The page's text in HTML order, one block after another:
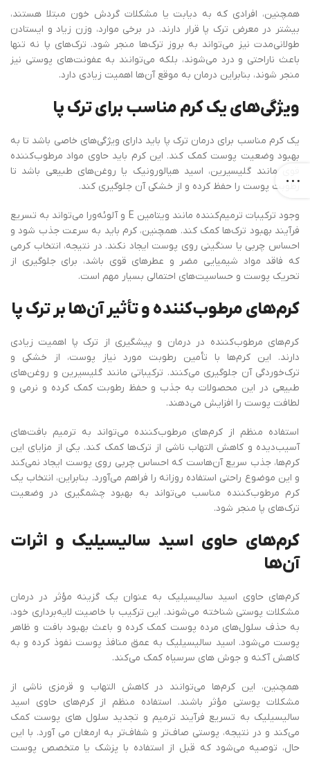
همچنین، افرادی که به دیابت یا مشکلات گردش خون مبتلا هستند،
بیشتر در معرض ترک پا قرار دارند. در برخی موارد، وزن زیاد و ایستادن
طولانی‌مدت نیز می‌تواند به بروز ترک‌ها منجر شود. ترک‌های پا نه تنها
باعث ناراحتی و درد می‌شوند، بلکه می‌توانند به عفونت‌های پوستی نیز
منجر شوند، بنابراین درمان به موقع آن‌ها اهمیت زیادی دارد.
ویژگی‌های یک کرم مناسب برای ترک پا
یک کرم مناسب برای درمان ترک پا باید دارای ویژگی‌های خاصی باشد تا به
بهبود وضعیت پوست کمک کند. این کرم باید حاوی مواد مرطوب‌کننده
قوی مانند گلیسیرین، اسید هیالورونیک یا روغن‌های طبیعی باشد تا
رطوبت پوست را حفظ کرده و از خشکی آن جلوگیری کند.
وجود ترکیبات ترمیم‌کننده مانند ویتامین E و آلوئه‌ورا می‌تواند به تسریع
فرآیند بهبود ترک‌ها کمک کند. همچنین، کرم باید به سرعت جذب شود و
احساس چربی یا سنگینی روی پوست ایجاد نکند. در نتیجه، انتخاب کرمی
که فاقد مواد شیمیایی مضر و عطرهای قوی باشد، برای جلوگیری از
تحریک پوست و حساسیت‌های احتمالی بسیار مهم است.
کرم‌های مرطوب‌کننده و تأثیر آن‌ها بر ترک پا
کرم‌های مرطوب‌کننده در درمان و پیشگیری از ترک پا اهمیت زیادی
دارند. این کرم‌ها با تأمین رطوبت مورد نیاز پوست، از خشکی و
ترک‌خوردگی آن جلوگیری می‌کنند. ترکیباتی مانند گلیسیرین و روغن‌های
طبیعی در این محصولات به جذب و حفظ رطوبت کمک کرده و نرمی و
لطافت پوست را افزایش می‌دهند.
استفاده منظم از کرم‌های مرطوب‌کننده می‌تواند به ترمیم بافت‌های
آسیب‌دیده و کاهش التهاب ناشی از ترک‌ها کمک کند. یکی از مزایای این
کرم‌ها، جذب سریع آن‌هاست که احساس چربی روی پوست ایجاد نمی‌کند
و این موضوع راحتی استفاده روزانه را فراهم می‌آورد. بنابراین، انتخاب یک
کرم مرطوب‌کننده مناسب می‌تواند به بهبود چشمگیری در وضعیت
ترک‌های پا منجر شود.
کرم‌های حاوی اسید سالیسیلیک و اثرات
آن‌ها
کرم‌های حاوی اسید سالیسیلیک به عنوان یک گزینه مؤثر در درمان
مشکلات پوستی شناخته می‌شوند. این ترکیب با خاصیت لایه‌برداری خود،
به حذف سلول‌های مرده پوست کمک کرده و باعث بهبود بافت و ظاهر
پوست می‌شود. اسید سالیسیلیک به عمق منافذ پوست نفوذ کرده و به
کاهش آکنه و جوش‌ های سرسیاه کمک می‌کند.
همچنین، این کرم‌ها می‌توانند در کاهش التهاب و قرمزی ناشی از
مشکلات پوستی مؤثر باشند. استفاده منظم از کرم‌های حاوی اسید
سالیسیلیک به تسریع فرآیند ترمیم و تجدید سلول ‌های پوست کمک
می‌کند و در نتیجه، پوستی صاف‌تر و شفاف‌تر به ارمغان می ‌آورد. با این
حال، توصیه می‌شود که قبل از استفاده با پزشک یا متخصص پوست